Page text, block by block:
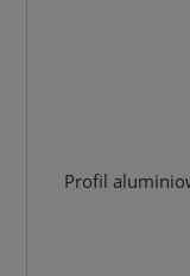
Profil